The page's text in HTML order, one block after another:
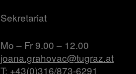
Sekretariat
Mo – Fr 9.00 – 12.00
joana.grahovac@tugraz.at
T: +43(0)316/873-6291